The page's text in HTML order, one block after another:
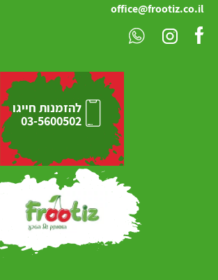
office@frootiz.co.il
להזמנות חייגו
03-5600502